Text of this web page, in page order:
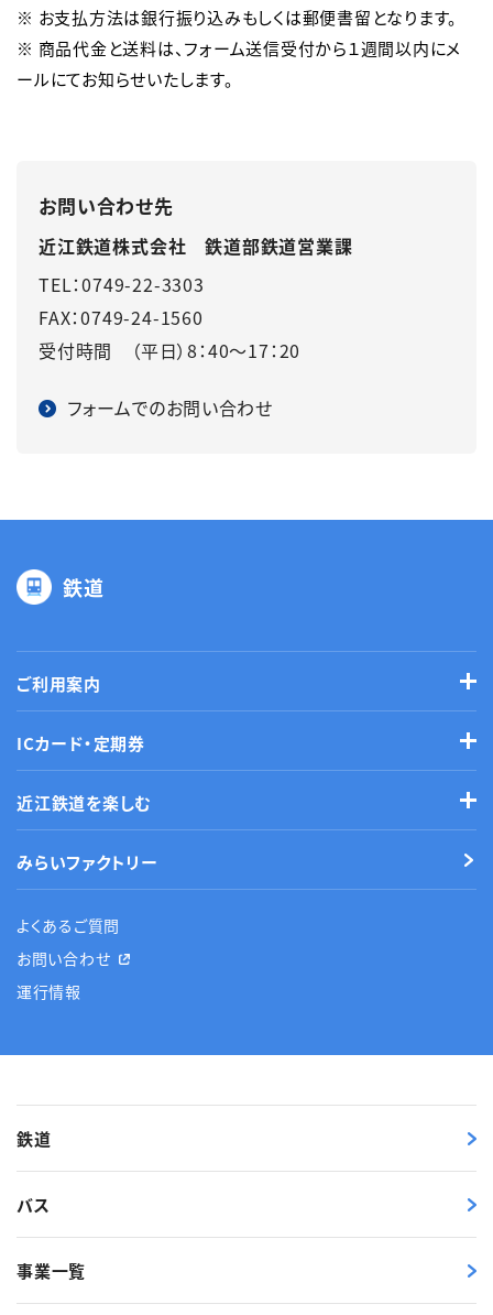
※ お支払方法は銀行振り込みもしくは郵便書留となります。
※ 商品代金と送料は、フォーム送信受付から１週間以内にメ
ールにてお知らせいたします。
お問い合わせ先
近江鉄道株式会社 鉄道部鉄道営業課
TEL：0749-22-3303
FAX：0749-24-1560
受付時間 （平日）8：40～17：20
フォームでのお問い合わせ
鉄道
ご利用案内
ICカード・定期券
近江鉄道を楽しむ
みらいファクトリー
よくあるご質問
お問い合わせ
運行情報
鉄道
バス
事業一覧